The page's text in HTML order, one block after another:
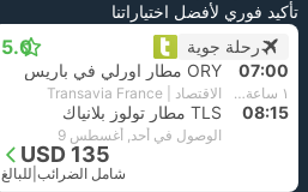
تأكيد فوري لأفضل اختياراتنا
رحلة جوية
5.0
07:00 ORY مطار اورلي في باريس
١ ساعة و‫15 دقائق الاقتصاد | Transavia France
08:15 TLS مطار تولوز بلانياك
الوصول في أحد, أغسطس 9
USD 135
شامل الضرائب للبالغ